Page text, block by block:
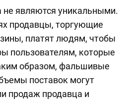
не являются уникальными.
продавцы, торгующие
платят людям, чтобы
пользователям, которые
образом, фальшивые
поставок могут
продаж продавца и